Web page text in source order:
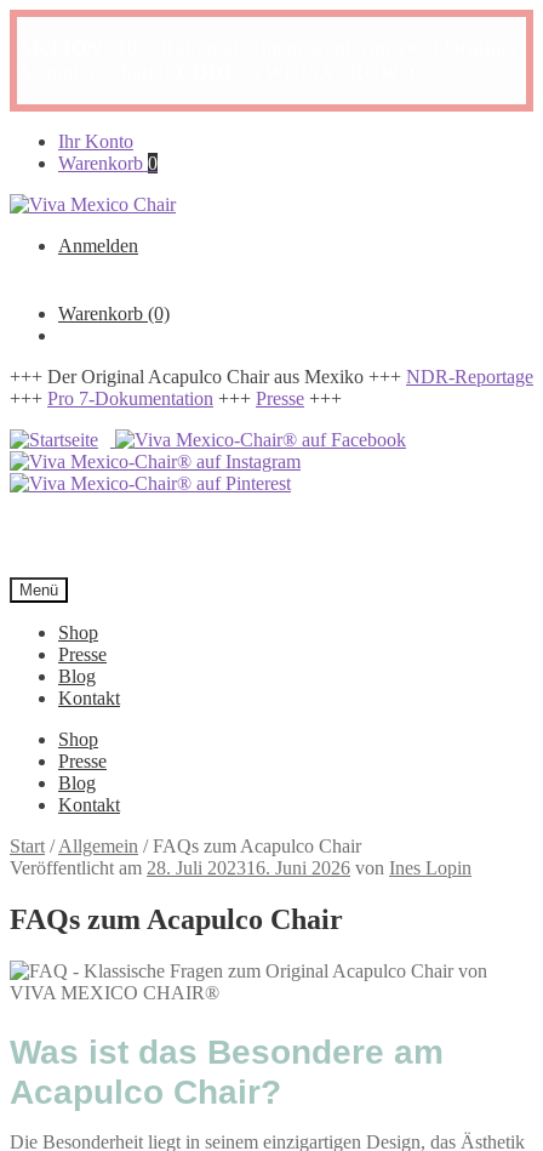
Navigation
Zum
Inhalt
Ihr Konto
Warenkorb 0
Anmelden
Warenkorb (0)
+++ Der Original Acapulco Chair aus Mexiko +++ NDR-Reportage
+++ Pro 7-Dokumentation +++ Presse +++
Menü
Shop
Presse
Blog
Kontakt
Shop
Presse
Blog
Kontakt
Start /Allgemein /FAQs zum Acapulco Chair
Veröffentlicht am 28. Juli 202316. Juni 2026 von Ines Lopin
FAQs zum Acapulco Chair
Was ist das Besondere am
Acapulco Chair?
Die Besonderheit liegt in seinem einzigartigen Design, das Ästhetik